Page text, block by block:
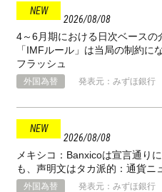
2026 08 08
4～6月期における日次ベース
「IMFルール」は当局の制約に
フラッシュ
外国為替 発表元：みずほ銀行
2026 08 08
メキシコ：Banxicoは宣言通り
も、声明文はタカ派的：通貨ニ
外国為替 発表元：みずほ銀行